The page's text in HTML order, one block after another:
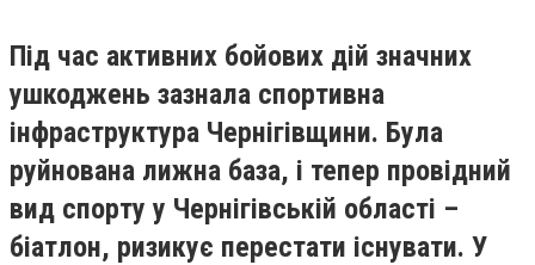
Під час активних бойових дій значних
ушкоджень зазнала спортивна
інфраструктура Чернігівщини. Була
руйнована лижна база, і тепер провідний
вид спорту у Чернігівській області –
біатлон, ризикує перестати існувати. У